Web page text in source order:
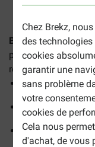
Chez Brekz,
des
cookies
garantir une
sans problème
votre
cookies de
Cela nous
d'achat, de vous
Brekz shampooing
pelage plus doux,
réduire le risque de
Shampooing
Convient aux
Aide à réduire